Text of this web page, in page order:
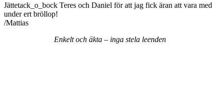
Jättetack_o_bock Teres och Daniel för att jag fick äran att vara med
under ert bröllop!
/Mattias
Enkelt och äkta – inga stela leenden